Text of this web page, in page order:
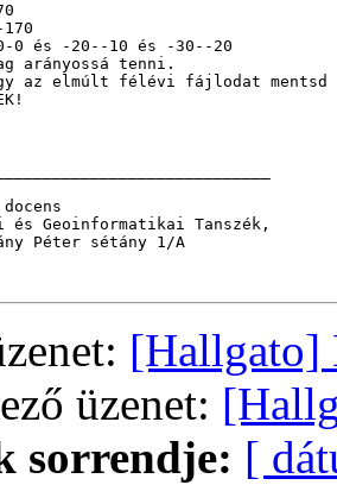
0 és -20--10 és -30--20
arányossá tenni.
az elmúlt félévi fájlodat
és Geoinformatikai Tanszék,
Péter sétány 1/A
[Hallgato]
üzenet:
sorrendje: [